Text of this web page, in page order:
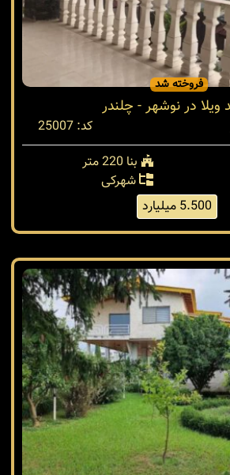
فروخته شد
ویلا در نوشهر - چلندر
کد: 25007
بنا 220 متر
شهرکی
5.500 میلیارد